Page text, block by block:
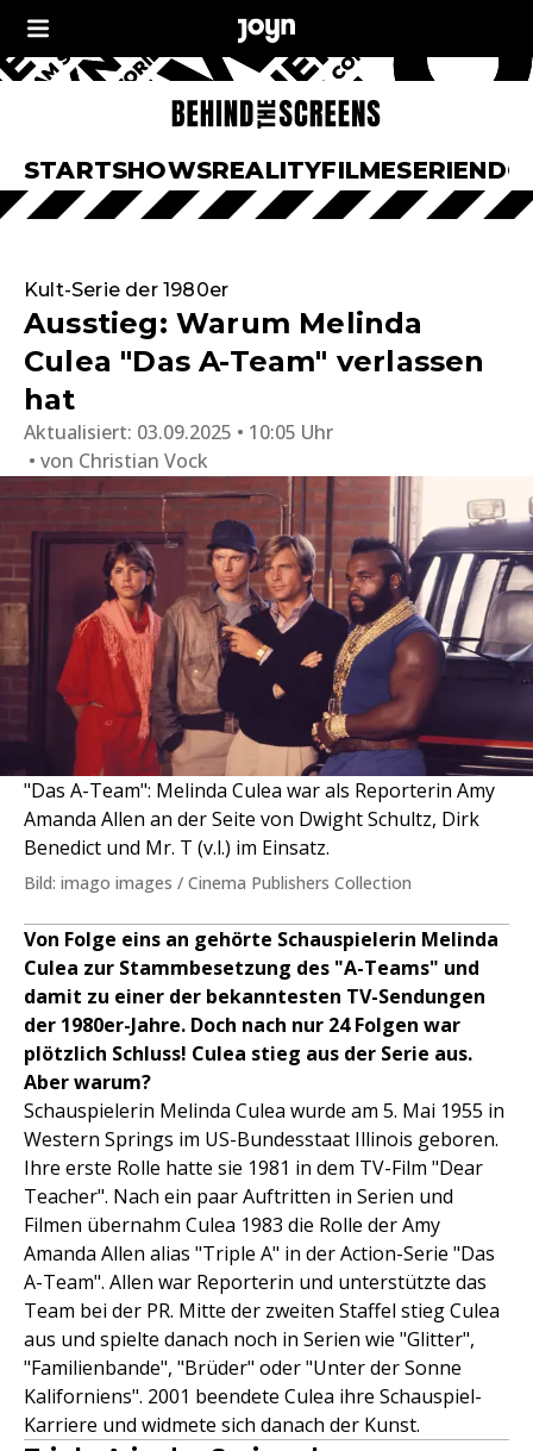
STARTSHOWSREALITYFILMESERIEN
Kult-Serie der 1980er
Ausstieg: Warum Melinda
Culea "Das A-Team" verlassen
hat
Aktualisiert: 03.09.2025 • 10:05 Uhr
von Christian Vock
"Das A-Team": Melinda Culea war als Reporterin Amy
Amanda Allen an der Seite von Dwight Schultz, Dirk
Benedict und Mr. T (v.l.) im Einsatz.
Bild: imago images / Cinema Publishers Collection
Von Folge eins an gehörte Schauspielerin Melinda
Culea zur Stammbesetzung des "A-Teams" und
damit zu einer der bekanntesten TV-Sendungen
der 1980er-Jahre. Doch nach nur 24 Folgen war
plötzlich Schluss! Culea stieg aus der Serie aus.
Aber warum?
Schauspielerin Melinda Culea wurde am 5. Mai 1955 in
Western Springs im US-Bundesstaat Illinois geboren.
Ihre erste Rolle hatte sie 1981 in dem TV-Film "Dear
Teacher". Nach ein paar Auftritten in Serien und
Filmen übernahm Culea 1983 die Rolle der Amy
Amanda Allen alias "Triple A" in der Action-Serie "Das
A-Team". Allen war Reporterin und unterstützte das
Team bei der PR. Mitte der zweiten Staffel stieg Culea
aus und spielte danach noch in Serien wie "Glitter",
"Familienbande", "Brüder" oder "Unter der Sonne
Kaliforniens". 2001 beendete Culea ihre Schauspiel-
Karriere und widmete sich danach der Kunst.